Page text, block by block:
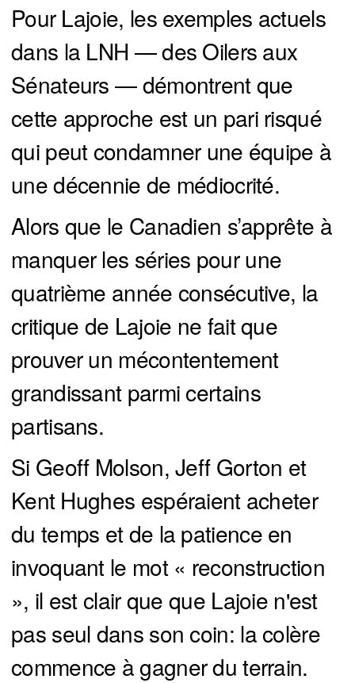
Pour Lajoie, les exemples actuels
dans la LNH — des Oilers aux
Sénateurs — démontrent que
cette approche est un pari risqué
qui peut condamner une équipe à
une décennie de médiocrité.
Alors que le Canadien s’apprête à
manquer les séries pour une
quatrième année consécutive, la
critique de Lajoie ne fait que
prouver un mécontentement
grandissant parmi certains
partisans.
Si Geoff Molson, Jeff Gorton et
Kent Hughes espéraient acheter
du temps et de la patience en
invoquant le mot « reconstruction
», il est clair que que Lajoie n'est
pas seul dans son coin: la colère
commence à gagner du terrain.